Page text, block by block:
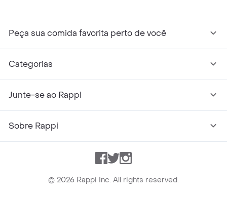
Peça sua comida favorita perto de você
Categorias
Junte-se ao Rappi
Sobre Rappi
Facebook
TwitterInstagram
© 2026 Rappi Inc. All rights reserved.